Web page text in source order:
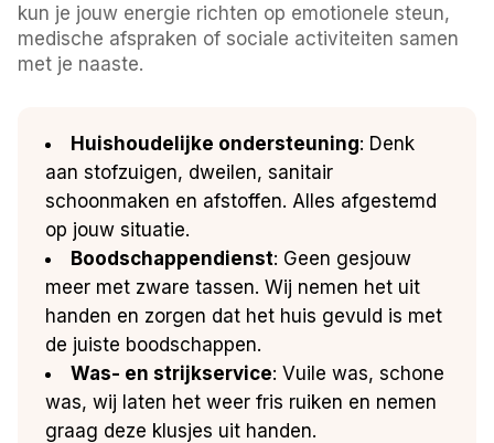
kun je jouw energie richten op emotionele steun,
medische afspraken of sociale activiteiten samen
met je naaste.
Huishoudelijke ondersteuning: Denk
aan stofzuigen, dweilen, sanitair
schoonmaken en afstoffen. Alles afgestemd
op jouw situatie.
Boodschappendienst: Geen gesjouw
meer met zware tassen. Wij nemen het uit
handen en zorgen dat het huis gevuld is met
de juiste boodschappen.
Was- en strijkservice: Vuile was, schone
was, wij laten het weer fris ruiken en nemen
graag deze klusjes uit handen.